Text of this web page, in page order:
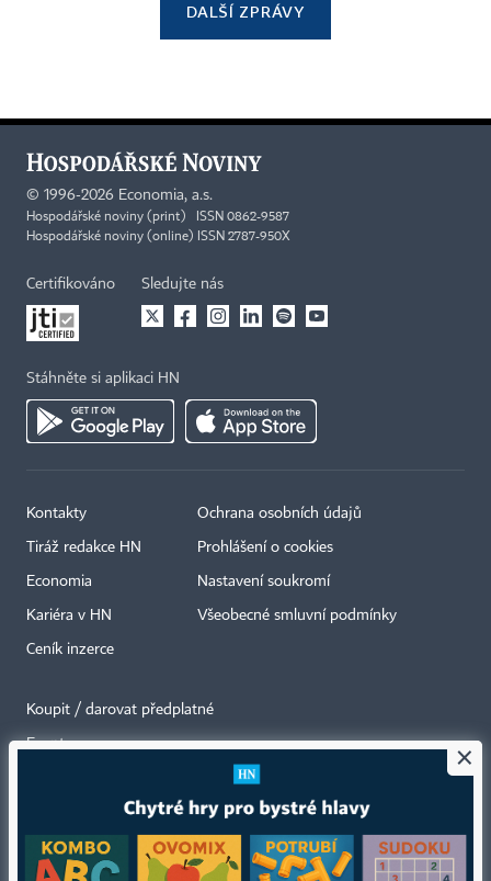
DALŠÍ ZPRÁVY
© 1996-2026 Economia, a.s.
Hospodářské noviny (print) ISSN 0862-9587
Hospodářské noviny (online) ISSN 2787-950X
Certifikováno Sledujte nás
Stáhněte si aplikaci HN
Kontakty
Tiráž redakce HN
Economia
Kariéra v HN
Ceník inzerce
Ochrana osobních údajů
Prohlášení o cookies
Nastavení soukromí
Všeobecné smluvní podmínky
Koupit / darovat předplatné
Eventy ×